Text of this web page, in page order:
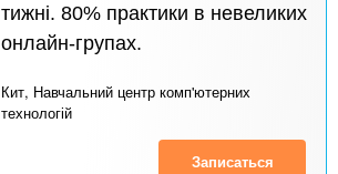
тижні. 80% практики в невеликих
онлайн-групах.
Кит, Навчальний центр комп'ютерних
технологій
Записаться